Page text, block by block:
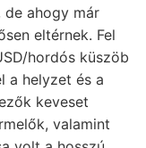
de ahogy már
eltérnek. Fel
hordós küszöb
a helyzet és a
keveset
valamint